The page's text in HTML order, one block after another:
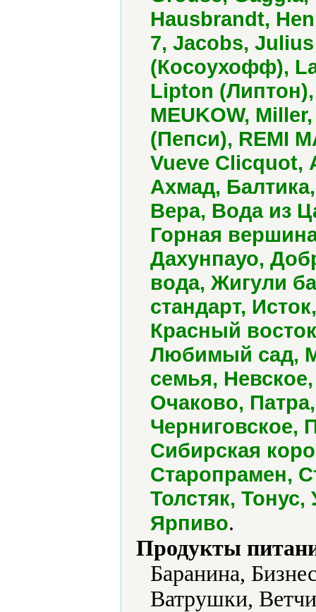
Hausbrandt,
7, Jacobs,
(Косоухофф),
Lipton
MEUKOW,
(Пепси), REMI
Vueve
Ахмад,
Вера, Вода из
Горная
Дахунпауо,
вода, Жигули
стандарт,
Красный
Любимый сад,
семья,
Очаково,
Черниговское,
Сибирская
Старопрамен,
Толстяк,
Ярпиво.
Продукты
Баранина,
Ватрушки,